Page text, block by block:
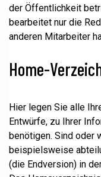
der Öffentlichkeit
bearbeitet nur die
anderen Mitarbeiter
Home-
Hier legen Sie alle
Entwürfe, zu Ihrer
benötigen. Sind oder
beispielsweise
(die Endversion) in